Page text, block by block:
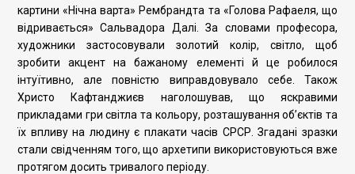
картини «Нічна варта» Рембрандта та «Голова Рафаеля, що
відривається» Сальвадора Далі. За словами професора,
художники застосовували золотий колір, світло, щоб
зробити акцент на бажаному елементі й це робилося
інтуїтивно, але повністю виправдовувало себе. Також
Христо Кафтанджиєв наголошував, що яскравими
прикладами гри світла та кольору, розташування об’єктів та
їх впливу на людину є плакати часів СРСР. Згадані зразки
стали свідченням того, що архетипи використовуються вже
протягом досить тривалого періоду.